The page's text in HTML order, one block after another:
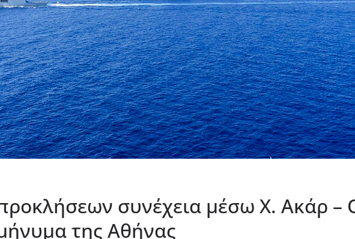
συνέχεια μέσω Χ. Ακάρ –
της Αθήνας